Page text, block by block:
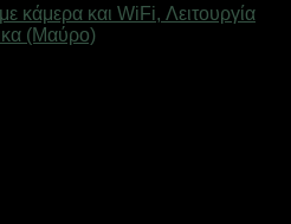
κάμερα και WiFi, Λειτουργία
(Μαύρο)